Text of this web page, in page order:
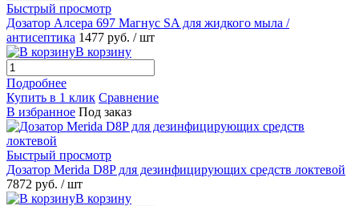
Быстрый просмотр
Дозатор Алсера 697 Магнус SA для жидкого мыла /
антисептика 1477 руб. / шт
В корзину
Подробнее
Купить в 1 клик Сравнение
В избранное Под заказ
Быстрый просмотр
Дозатор Merida D8P для дезинфицирующих средств локтевой
7872 руб. / шт
В корзину